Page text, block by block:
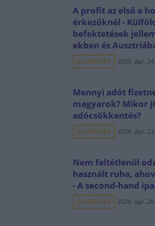
A profit az első a
érkezőknél -
befektetések
ekben és
ELEMZÉSEK 2026. ápr. 24.
Mennyi adót
magyarok? Mikor
adócsökkentés?
ELEMZÉSEK 2026. ápr. 23.
Nem feltétlenül
használt ruha,
- A second-hand
ELEMZÉSEK 2026. ápr. 26.